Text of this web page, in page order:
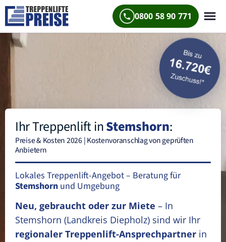
0800 58 90 771
Ihr Treppenlift inStemshorn:
Preise & Kosten 2026 | Kostenvoranschlag von geprüften
Anbietern
Lokales Treppenlift-Angebot – Beratung für
Stemshorn und Umgebung
Neu, gebraucht oder zur Miete – In
Stemshorn (Landkreis Diepholz) sind wir Ihr
regionaler Treppenlift-Ansprechpartner in